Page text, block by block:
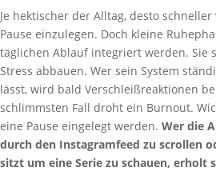
Je hektischer der Alltag, desto
Pause einzulegen. Doch kleine
täglichen Ablauf integriert werden. Sie
Stress abbauen. Wer sein System
lässt, wird bald Verschleißreaktionen
schlimmsten Fall droht ein Burnout.
eine Pause eingelegt werden. Wer die
durch den Instagramfeed zu scrollen
sitzt um eine Serie zu schauen, erholt